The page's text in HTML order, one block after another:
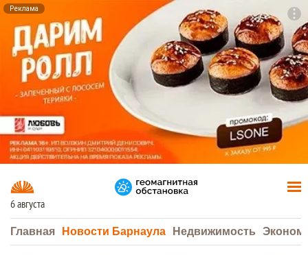
Реклама
6 августа
Главная Новости Барнаула Недвижимость